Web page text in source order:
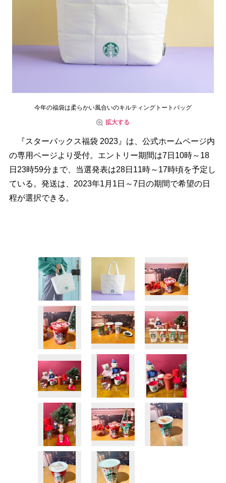
今年の福袋は柔らかい風合いのキルティングトートバッグ
拡大する
『スターバックス福袋 2023』は、公式ホームページ内
の専用ページより受付。エントリー期間は7日10時～18
日23時59分まで、当選発表は28日11時～17時頃を予定し
ている。発送は、2023年1月1日～7日の期間で希望の日
程が選択できる。